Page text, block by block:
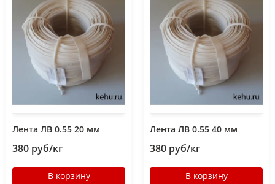
Лента ЛВ 0.55 20 мм
380 руб/кг
В корзину
Лента ЛВ 0.55 40 мм
380 руб/кг
В корзину